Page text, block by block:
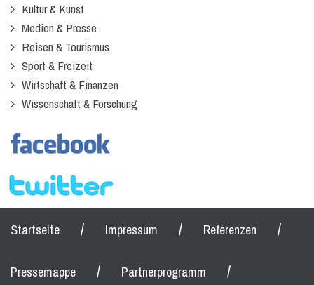
Kultur & Kunst
Medien & Presse
Reisen & Tourismus
Sport & Freizeit
Wirtschaft & Finanzen
Wissenschaft & Forschung
Startseite / Impressum / Referenzen /
Pressemappe / Partnerprogramm /